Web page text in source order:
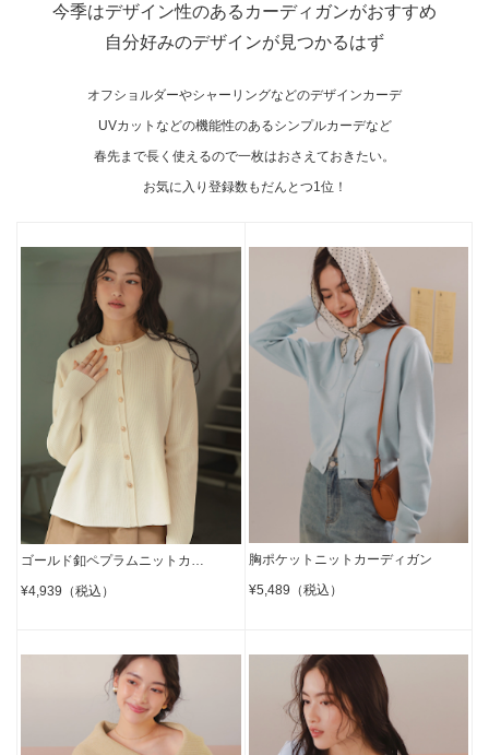
今季はデザイン性のあるカーディガンがおすすめ
自分好みのデザインが見つかるはず
オフショルダーやシャーリングなどのデザインカーデ
UVカットなどの機能性のあるシンプルカーデなど
春先まで長く使えるので一枚はおさえておきたい。
お気に入り登録数もだんとつ1位！
ゴールド釦ペプラムニットカ…
¥4,939（税込）
胸ポケットニットカーディガン
¥5,489（税込）